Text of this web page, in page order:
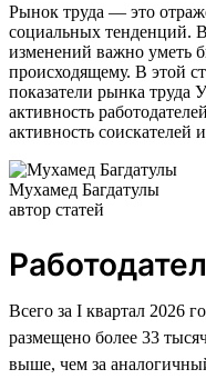
Рынок труда — это
социальных тенденций.
изменений важно уметь
происходящему. В этой
показатели рынка труда
активность
активность соискателей
Мухамед Багдатулы
автор статей
Всего за I квартал 2026
размещено более 33
выше, чем за